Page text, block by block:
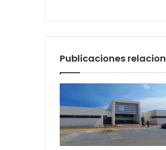
Publicaciones